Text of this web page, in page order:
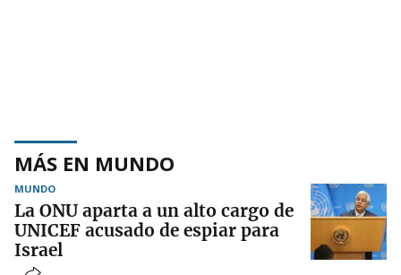
MÁS EN MUNDO
MUNDO
La ONU aparta a un alto cargo de
UNICEF acusado de espiar para
Israel